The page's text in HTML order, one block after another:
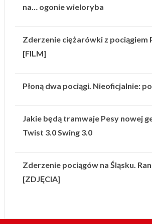
na… ogonie wieloryba
Zderzenie ciężarówki z pociągiem
[FILM]
Płoną dwa pociągi. Nieoficjalnie:
Jakie będą tramwaje Pesy nowej
Twist 3.0 Swing 3.0
Zderzenie pociągów na Śląsku.
[ZDJĘCIA]